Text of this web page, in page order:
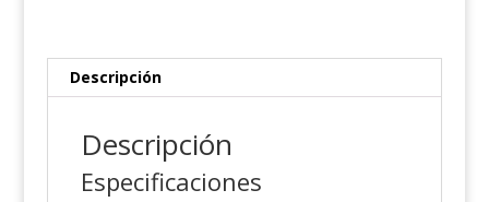
Descripción
Descripción
Especificaciones